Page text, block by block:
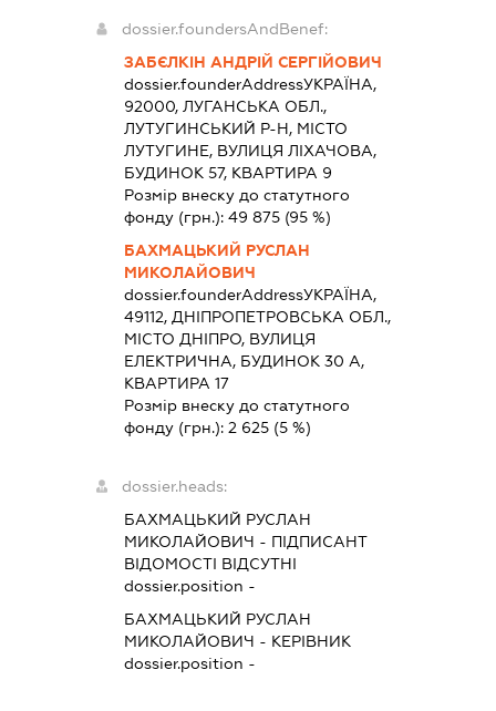
dossier.foundersAndBenef:
ЗАБЄЛКІН АНДРІЙ СЕРГІЙОВИЧ
dossier.founderAddressУКРАЇНА,
92000, ЛУГАНСЬКА ОБЛ.,
ЛУТУГИНСЬКИЙ Р-Н, МІСТО
ЛУТУГИНЕ, ВУЛИЦЯ ЛІХАЧОВА,
БУДИНОК 57, КВАРТИРА 9
Розмір внеску до статутного
фонду (грн.): 49 875(95 %)
БАХМАЦЬКИЙ РУСЛАН
МИКОЛАЙОВИЧ
dossier.founderAddressУКРАЇНА,
49112, ДНІПРОПЕТРОВСЬКА ОБЛ.,
МІСТО ДНІПРО, ВУЛИЦЯ
ЕЛЕКТРИЧНА, БУДИНОК 30 А,
КВАРТИРА 17
Розмір внеску до статутного
фонду (грн.): 2 625(5 %)
dossier.heads:
БАХМАЦЬКИЙ РУСЛАН
МИКОЛАЙОВИЧ - ПІДПИСАНТ
ВІДОМОСТІ ВІДСУТНІ
dossier.position -
БАХМАЦЬКИЙ РУСЛАН
МИКОЛАЙОВИЧ - КЕРІВНИК
dossier.position -